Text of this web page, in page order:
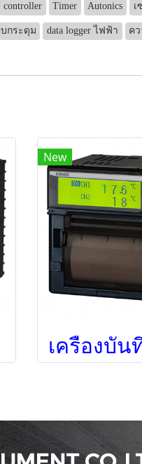
controller Timer Autonics เ
บกระดุม data logger ไฟฟ้า คว
New